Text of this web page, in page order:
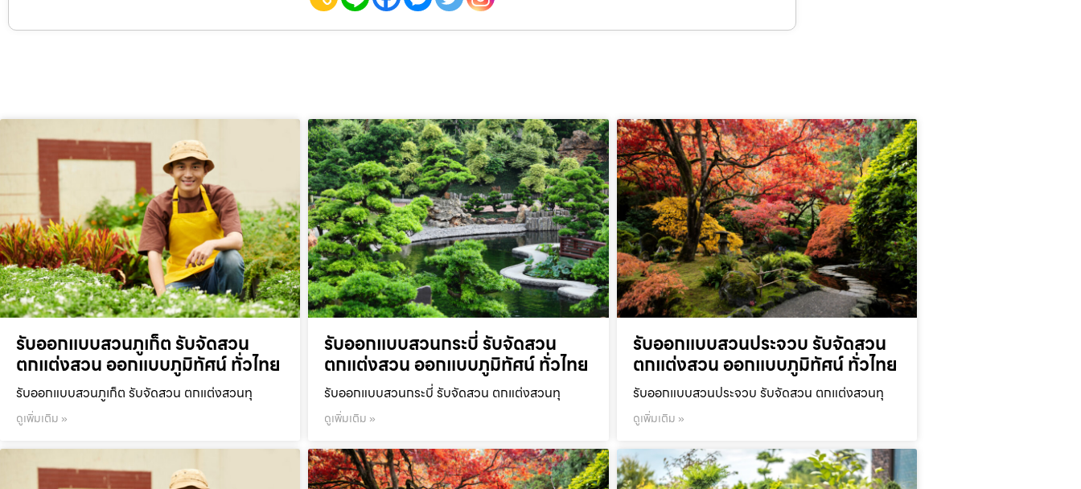
รับออกแบบสวนภูเก็ต รับจัดสวน
ตกแต่งสวน ออกแบบภูมิทัศน์ ทั่วไทย
รับออกแบบสวนภูเก็ต รับจัดสวน ตกแต่งสวนทุ
ดูเพิ่มเติม »
รับออกแบบสวนกระบี่ รับจัดสวน
ตกแต่งสวน ออกแบบภูมิทัศน์ ทั่วไทย
รับออกแบบสวนกระบี่ รับจัดสวน ตกแต่งสวนทุ
ดูเพิ่มเติม »
รับออกแบบสวนประจวบ รับจัดสวน
ตกแต่งสวน ออกแบบภูมิทัศน์ ทั่วไทย
รับออกแบบสวนประจวบ รับจัดสวน ตกแต่งสวนทุ
ดูเพิ่มเติม »